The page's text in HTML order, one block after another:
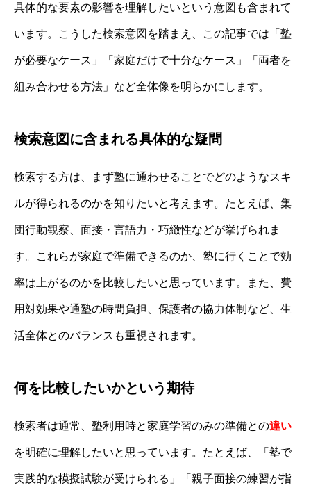
具体的な要素の影響を理解したいという意図も含まれて
います。こうした検索意図を踏まえ、この記事では「塾
が必要なケース」「家庭だけで十分なケース」「両者を
組み合わせる方法」など全体像を明らかにします。
検索意図に含まれる具体的な疑問
検索する方は、まず塾に通わせることでどのようなスキ
ルが得られるのかを知りたいと考えます。たとえば、集
団行動観察、面接・言語力・巧緻性などが挙げられま
す。これらが家庭で準備できるのか、塾に行くことで効
率は上がるのかを比較したいと思っています。また、費
用対効果や通塾の時間負担、保護者の協力体制など、生
活全体とのバランスも重視されます。
何を比較したいかという期待
検索者は通常、塾利用時と家庭学習のみの準備との違い
を明確に理解したいと思っています。たとえば、「塾で
実践的な模擬試験が受けられる」「親子面接の練習が指